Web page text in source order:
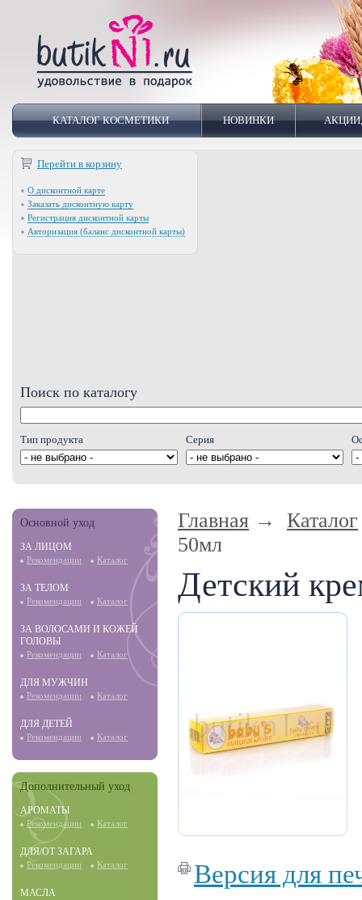
КАТАЛОГ КОСМЕТИКИ НОВИНКИ
Перейти в корзину
О дисконтной карте
Заказать дисконтную карту
Регистрация дисконтной карты
Авторизация (баланс дисконтной карты)
Поиск по каталогу
Тип продукта Серия
Основной уход
ЗА ЛИЦОМ
Рекомендации Каталог
ЗА ТЕЛОМ
Рекомендации Каталог
ЗА ВОЛОСАМИ И КОЖЕЙ
ГОЛОВЫ
Рекомендации Каталог
ДЛЯ МУЖЧИН
Рекомендации Каталог
ДЛЯ ДЕТЕЙ
Рекомендации Каталог
Дополнительный уход
АРОМАТЫ
Рекомендации Каталог
ДЛЯ/ОТ ЗАГАРА
Рекомендации Каталог
МАСЛА
Главная → Каталог
50мл
Детский
Версия для